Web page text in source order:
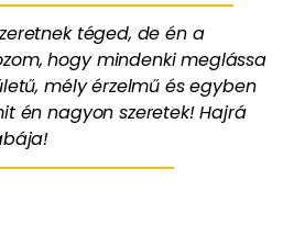
téged, de én a
hogy mindenki meglássa
mély érzelmű és egyben
én nagyon szeretek! Hajrá